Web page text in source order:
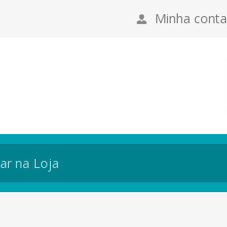
Minha conta